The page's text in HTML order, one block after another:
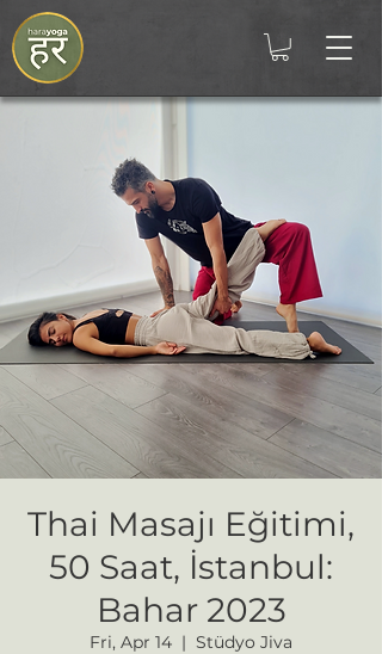
Thai Masajı Eğitimi,
50 Saat, İstanbul:
Bahar 2023
Fri, Apr 14
  |
Stüdyo Jiva